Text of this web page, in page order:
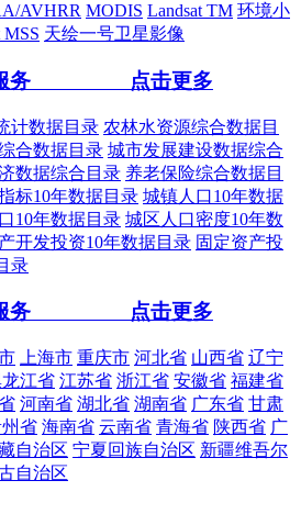
AVHRR MODIS Landsat TM 环境小
MSS 天绘一号卫星影像
务 点击更多
计数据目录 农林水资源综合数据目
合数据目录 城市发展建设数据综合
数据综合目录 养老保险综合数据目
标10年数据目录 城镇人口10年数据
10年数据目录 城区人口密度10年数
开发投资10年数据目录 固定资产投
录
务 点击更多
上海市 重庆市 河北省 山西省 辽宁
江省 江苏省 浙江省 安徽省 福建省
河南省 湖北省 湖南省 广东省 甘肃
省 海南省 云南省 青海省 陕西省 广
自治区 宁夏回族自治区 新疆维吾尔
自治区